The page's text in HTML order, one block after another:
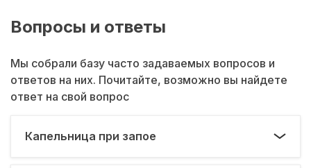
Вопросы и ответы
Мы собрали базу часто задаваемых вопросов и
ответов на них. Почитайте, возможно вы найдете
ответ на свой вопрос
Капельница при запое